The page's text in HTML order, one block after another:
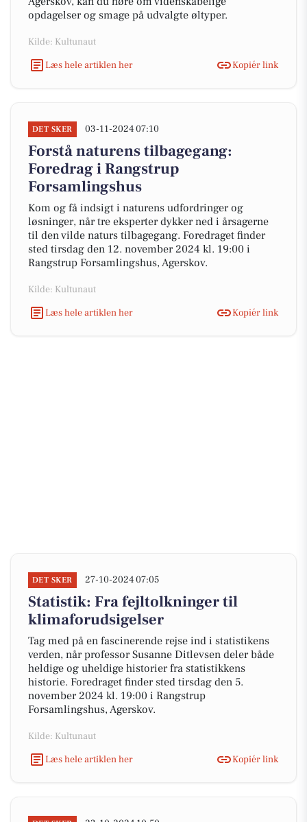
opdagelser og smage på udvalgte øltyper.
Kilde: Kultunaut
Læs hele artiklen her
Kopiér link
DET SKER 03-11-2024 07:10
Forstå naturens tilbagegang:
Foredrag i Rangstrup
Forsamlingshus
Kom og få indsigt i naturens udfordringer og
løsninger, når tre eksperter dykker ned i årsagerne
til den vilde naturs tilbagegang. Foredraget finder
sted tirsdag den 12. november 2024 kl. 19:00 i
Rangstrup Forsamlingshus, Agerskov.
Kilde: Kultunaut
Læs hele artiklen her
Kopiér link
DET SKER 27-10-2024 07:05
Statistik: Fra fejltolkninger til
klimaforudsigelser
Tag med på en fascinerende rejse ind i statistikens
verden, når professor Susanne Ditlevsen deler både
heldige og uheldige historier fra statistikkens
historie. Foredraget finder sted tirsdag den 5.
november 2024 kl. 19:00 i Rangstrup
Forsamlingshus, Agerskov.
Kilde: Kultunaut
Læs hele artiklen her
Kopiér link